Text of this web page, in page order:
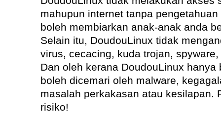
mahupun internet tanpa
boleh membiarkan anak-anak anda
Selain itu, DoudouLinux tidak
virus, cecacing, kuda trojan,
Dan oleh kerana DoudouLinux
boleh dicemari oleh malware,
masalah perkakasan atau kesilapan.
risiko!